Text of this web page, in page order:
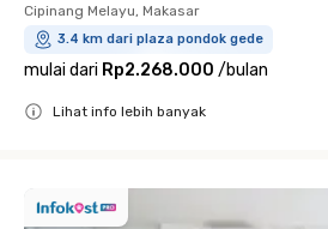
Cipinang Melayu, Makasar
3.4 km dari plaza pondok gede
mulai dari Rp2.268.000 /bulan
Lihat info lebih banyak